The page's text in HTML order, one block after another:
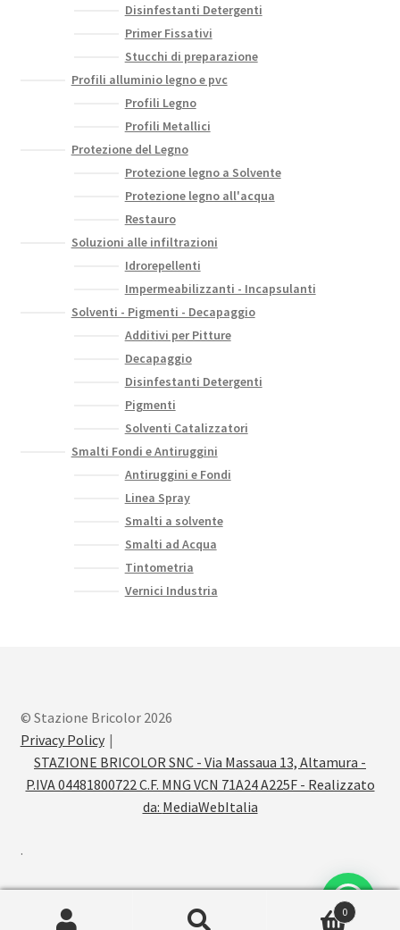
Disinfestanti Detergenti
Primer Fissativi
Stucchi di preparazione
Profili alluminio legno e pvc
Profili Legno
Profili Metallici
Protezione del Legno
Protezione legno a Solvente
Protezione legno all'acqua
Restauro
Soluzioni alle infiltrazioni
Idrorepellenti
Impermeabilizzanti - Incapsulanti
Solventi - Pigmenti - Decapaggio
Additivi per Pitture
Decapaggio
Disinfestanti Detergenti
Pigmenti
Solventi Catalizzatori
Smalti Fondi e Antiruggini
Antiruggini e Fondi
Linea Spray
Smalti a solvente
Smalti ad Acqua
Tintometria
Vernici Industria
© Stazione Bricolor 2026
Privacy Policy
STAZIONE BRICOLOR SNC - Via Massaua 13, Altamura -
P.IVA 04481800722 C.F. MNG VCN 71A24 A225F - Realizzato
da: MediaWebItalia
.
0